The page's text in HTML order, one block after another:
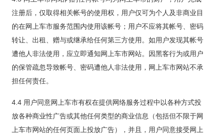
注册后，仅取得相关帐号的使用权，用户仅可为个人及非商业目
的在网上车市服务范围内使用该帐号；用户不应将其帐号、密码
转让、出租、赠与或继承给任何第三方使用。如用户发现其帐号
遭他人非法使用，应立即通知网上车市网站。因黑客行为或用户
的保管疏忽导致帐号、密码遭他人非法使用，网上车市网站不承
担任何责任。
4.4 用户同意网上车市有权在提供网络服务过程中以各种方式投
放各种商业性广告或其他任何类型的商业信息（包括但不限于网
上车市网站的任何页面上投放广告），并且，用户同意接受网上